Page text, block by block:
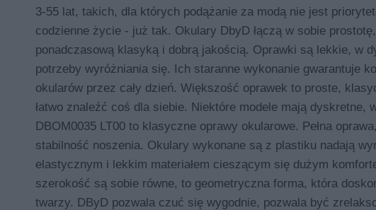
3-55 lat, takich, dla których podążanie za modą nie jest
codzienne życie - już tak. Okulary DbyD łączą w sobie
ponadczasową klasyką i dobrą jakością. Oprawki są lekkie, w
potrzeby wyróżniania się. Ich staranne wykonanie gwarantuje
okularów przez cały dzień. Większość oprawek to proste,
łatwo znaleźć coś dla siebie. Niektóre modele mają
DBOM0035 LT00 to klasyczne oprawy okularowe. Pełna
stabilność noszenia. Okulary wykonane są z plastiku nadają
elastycznym i lekkim materiałem cieszącym się dużym
szerokość są sobie równe, to geometryczna forma, która
twarzy. DByD pozwala czuć się wygodnie, pozwala być